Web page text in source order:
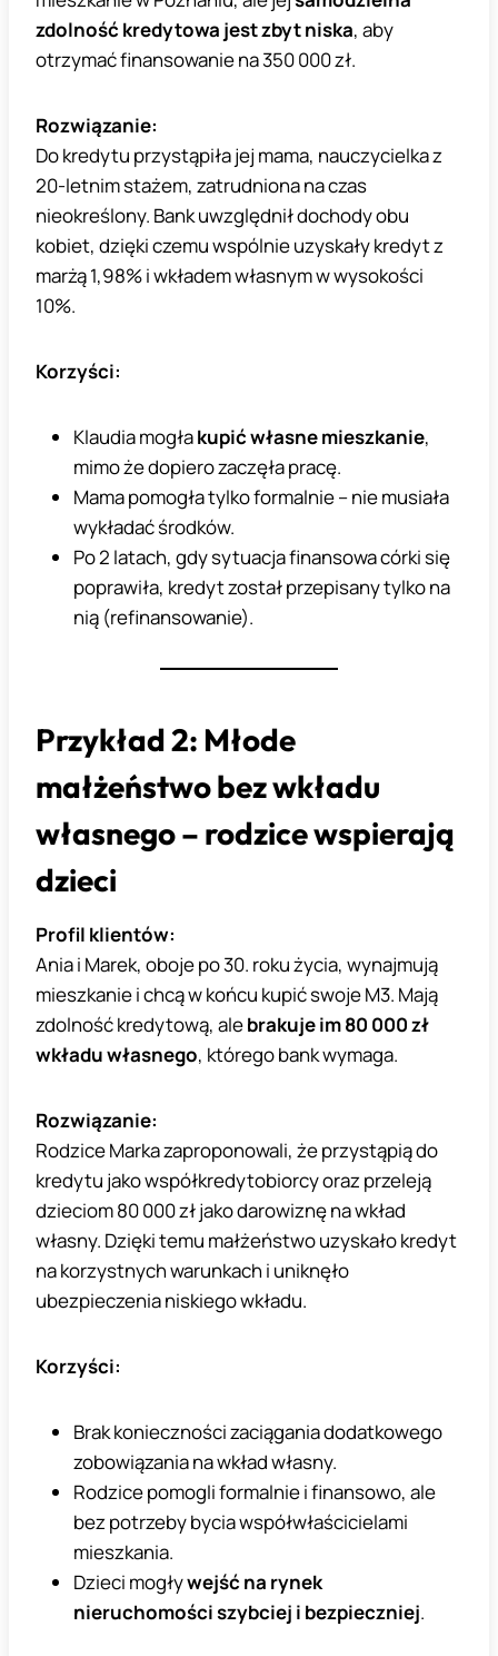
zdolność kredytowa jest zbyt niska, aby
otrzymać finansowanie na 350 000 zł.
Rozwiązanie:
Do kredytu przystąpiła jej mama, nauczycielka z
20-letnim stażem, zatrudniona na czas
nieokreślony. Bank uwzględnił dochody obu
kobiet, dzięki czemu wspólnie uzyskały kredyt z
marżą 1,98% i wkładem własnym w wysokości
10%.
Korzyści:
Klaudia mogłakupić własne mieszkanie,
mimo że dopiero zaczęła pracę.
Mama pomogła tylko formalnie – nie musiała
wykładać środków.
Po 2 latach, gdy sytuacja finansowa córki się
poprawiła, kredyt został przepisany tylko na
nią (refinansowanie).
Przykład 2: Młode
małżeństwo bez wkładu
własnego – rodzice wspierają
dzieci
Profil klientów:
Ania i Marek, oboje po 30. roku życia, wynajmują
mieszkanie i chcą w końcu kupić swoje M3. Mają
zdolność kredytową, alebrakuje im 80 000 zł
wkładu własnego, którego bank wymaga.
Rozwiązanie:
Rodzice Marka zaproponowali, że przystąpią do
kredytu jako współkredytobiorcy oraz przeleją
dzieciom 80 000 zł jako darowiznę na wkład
własny. Dzięki temu małżeństwo uzyskało kredyt
na korzystnych warunkach i uniknęło
ubezpieczenia niskiego wkładu.
Korzyści:
Brak konieczności zaciągania dodatkowego
zobowiązania na wkład własny.
Rodzice pomogli formalnie i finansowo, ale
bez potrzeby bycia współwłaścicielami
mieszkania.
Dzieci mogływejść na rynek
nieruchomości szybciej i bezpieczniej.